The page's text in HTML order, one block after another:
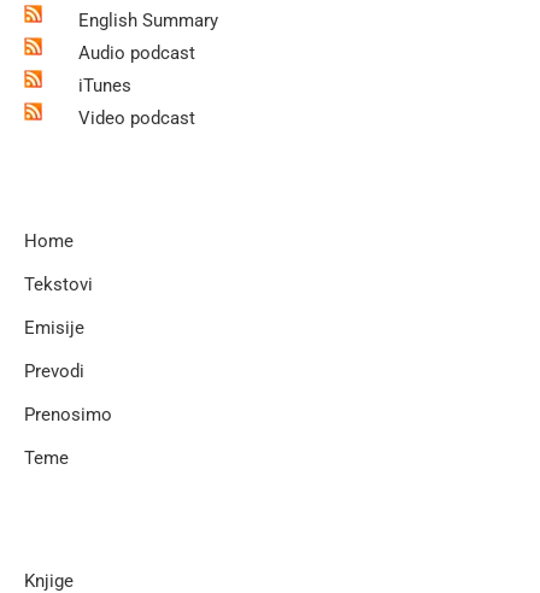
English Summary
Audio podcast
iTunes
Video podcast
Home
Tekstovi
Emisije
Prevodi
Prenosimo
Teme
Knjige